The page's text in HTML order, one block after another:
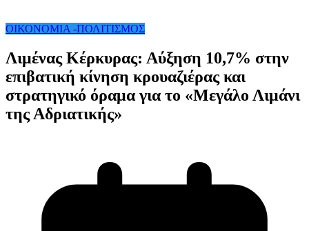
ΟΙΚΟΝΟΜΙΑ -ΠΟΛΙΤΙΣΜΟΣ
Λιμένας Κέρκυρας: Αύξηση 10,7% στην
επιβατική κίνηση κρουαζιέρας και
στρατηγικό όραμα για το «Μεγάλο Λιμάνι
της Αδριατικής»